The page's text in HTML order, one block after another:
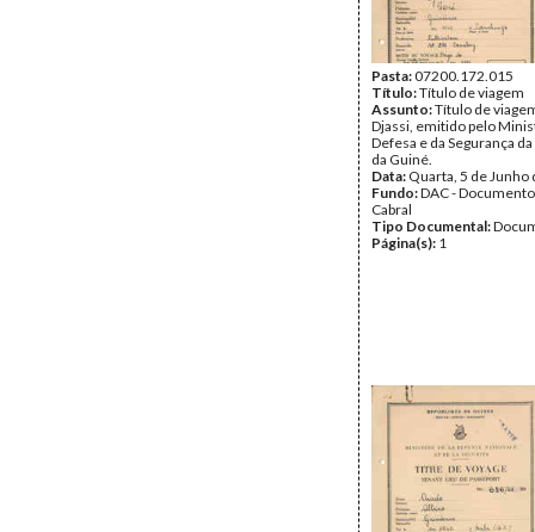
Pasta:07200.172.015
Título:Título de viagem
Assunto:Título de
Djassi, emitido pelo
Defesa e da Segurança
da Guiné.
Data: Quarta, 5 de Junho
Fundo:DAC -
Cabral
Tipo Documental:
Página(s): 1